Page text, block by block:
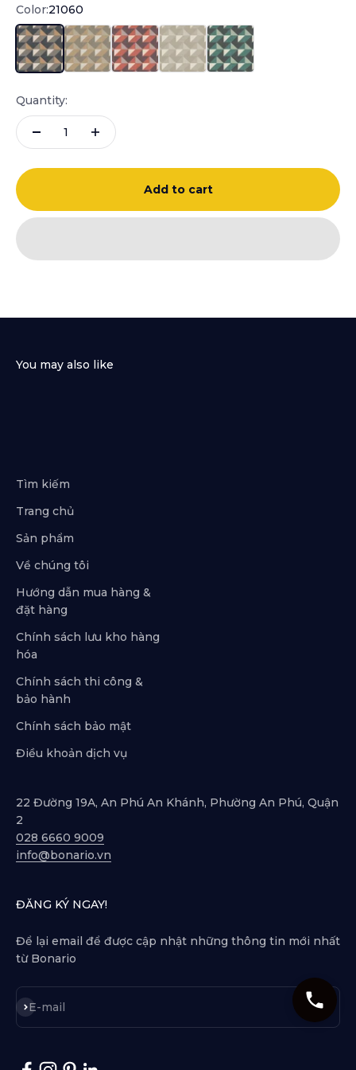
Color:21060
21060
21061 21062 21063 21064
Quantity:
Add to cart
Tìm kiếm
Trang chủ
Sản phẩm
Về chúng tôi
Hướng dẫn mua hàng &
đặt hàng
Chính sách lưu kho hàng
hóa
Chính sách thi công &
bảo hành
Chính sách bảo mật
Điều khoản dịch vụ
22 Đường 19A, An Phú An Khánh, Phường An Phú, Quận
2
028 6660 9009
info@bonario.vn
ĐĂNG KÝ NGAY!
Để lại email để được cập nhật những thông tin mới nhất
từ Bonario
E-mail
Subscribe